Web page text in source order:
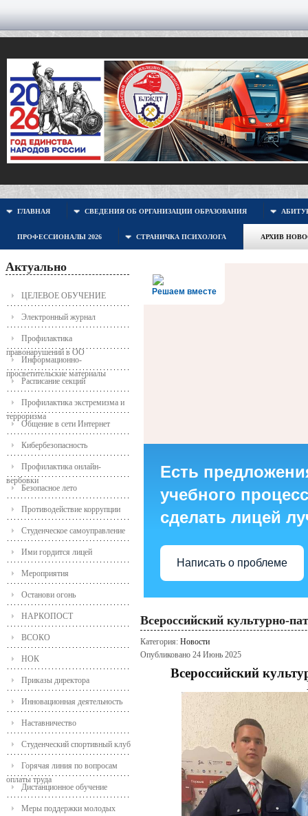
ГЛАВНАЯ СВЕДЕНИЯ ОБ ОРГАНИЗАЦИИ ОБРАЗОВАНИЯ
ПРОФЕССИОНАЛЫ 2026 СТРАНИЧКА ПСИХОЛОГА АРХИВ
Актуально
ЦЕЛЕВОЕ ОБУЧЕНИЕ
Электронный журнал
Профилактика
правонарушений в ОО
Информационно-
просветительские материалы
Расписание секций
Профилактика экстремизма и
терроризма
Общение в сети Интернет
Кибербезопасность
Профилактика онлайн-
вербовки
Безопасное лето
Противодействие коррупции
Студенческое самоуправление
Ими гордится лицей
Мероприятия
Останови огонь
НАРКОПОСТ
ВСОКО
НОК
Приказы директора
Инновационная деятельность
Наставничество
Студенческий спортивный клуб
Горячая линия по вопросам
оплаты труда
Дистанционное обучение
Меры поддержки молодых
Решаем вместе
Есть
учебного
сделать лицей
Написать о проблеме
Всероссийский культурно-
Категория: Новости
Опубликовано 24 Июнь 2025
Всероссийский